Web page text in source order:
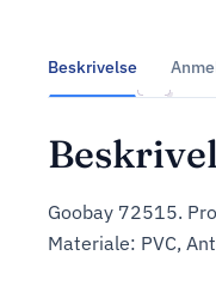
Beskrivelse
Goobay 72515.
Materiale: PVC,